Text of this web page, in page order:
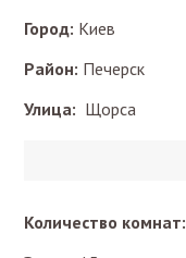
Город: Киев
Район: Печерск
Улица: Щорса
Количество комнат: